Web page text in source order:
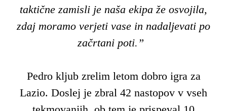
taktične zamisli je naša ekipa že osvojila,
zdaj moramo verjeti vase in nadaljevati po
začrtani poti.”
Pedro kljub zrelim letom dobro igra za
Lazio. Doslej je zbral 42 nastopov v vseh